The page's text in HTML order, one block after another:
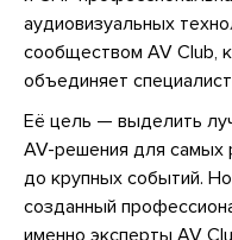
аудиовизуальных
сообществом AV Club,
объединяет
Её цель — выделить
AV-решения для самых
до крупных событий.
созданный
именно эксперты AV